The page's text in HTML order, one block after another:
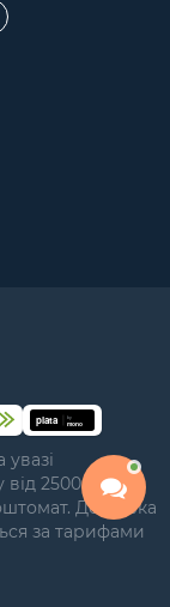
2500 грн у
Доставка
за тарифами